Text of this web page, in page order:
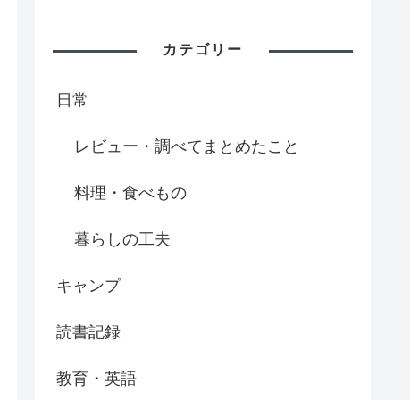
カテゴリー
日常
レビュー・調べてまとめたこと
料理・食べもの
暮らしの工夫
キャンプ
読書記録
教育・英語